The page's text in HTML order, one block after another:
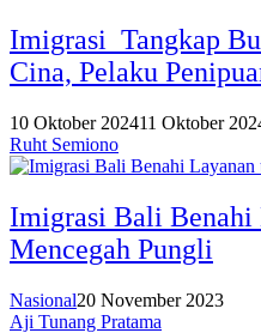
Imigrasi Tangkap
Cina, Pelaku
10 Oktober 202411 Oktober
Ruht Semiono
Imigrasi Bali Benahi
Mencegah Pungli
Nasional20 November 2023
Aji Tunang Pratama